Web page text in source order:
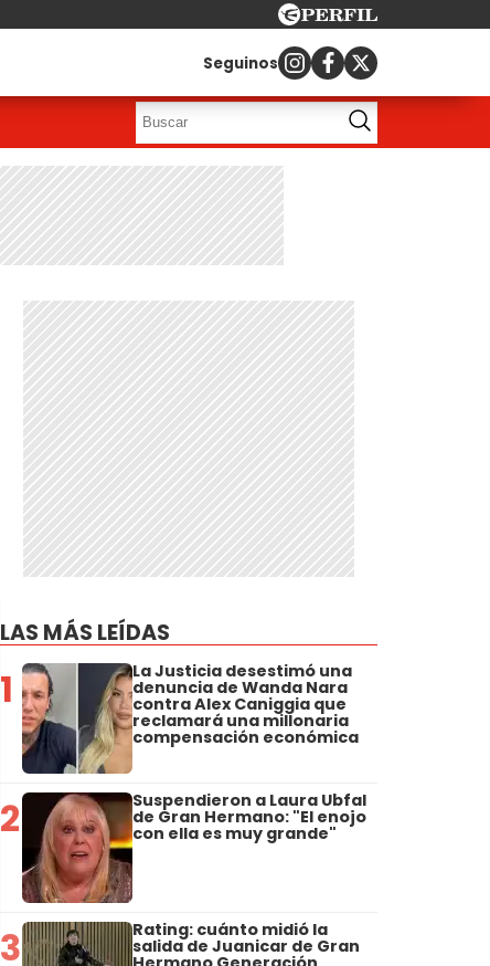
Seguinos
LAS MÁS LEÍDAS
1 La Justicia desestimó una
denuncia de Wanda Nara
contra Alex Caniggia que
reclamará una millonaria
compensación económica
2 Suspendieron a Laura Ubfal
de Gran Hermano: "El enojo
con ella es muy grande"
3 Rating: cuánto midió la
salida de Juanicar de Gran